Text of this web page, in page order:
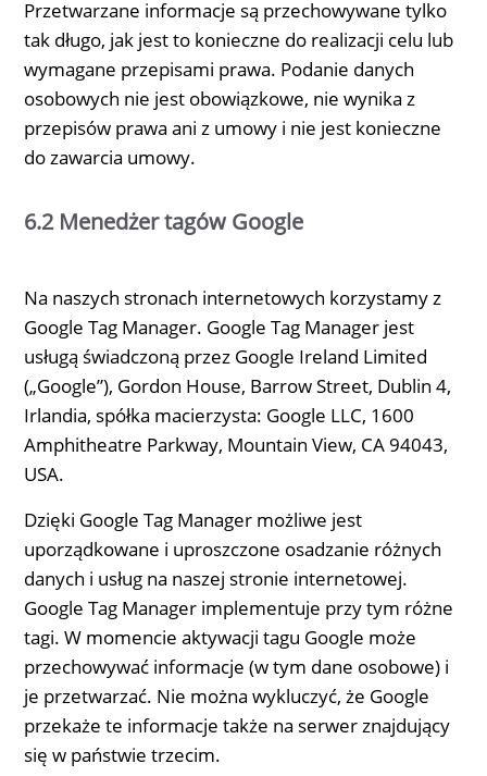
Przetwarzane informacje są przechowywane tylko
tak długo, jak jest to konieczne do realizacji celu lub
wymagane przepisami prawa. Podanie danych
osobowych nie jest obowiązkowe, nie wynika z
przepisów prawa ani z umowy i nie jest konieczne
do zawarcia umowy.
6.2 Menedżer tagów Google
Na naszych stronach internetowych korzystamy z
Google Tag Manager. Google Tag Manager jest
usługą świadczoną przez Google Ireland Limited
(„Google”), Gordon House, Barrow Street, Dublin 4,
Irlandia, spółka macierzysta: Google LLC, 1600
Amphitheatre Parkway, Mountain View, CA 94043,
USA.
Dzięki Google Tag Manager możliwe jest
uporządkowane i uproszczone osadzanie różnych
danych i usług na naszej stronie internetowej.
Google Tag Manager implementuje przy tym różne
tagi. W momencie aktywacji tagu Google może
przechowywać informacje (w tym dane osobowe) i
je przetwarzać. Nie można wykluczyć, że Google
przekaże te informacje także na serwer znajdujący
się w państwie trzecim.